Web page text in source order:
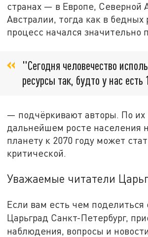
странах — в Европе, Северной
Австралии, тогда как в бедных
процесс начался значительно
"Сегодня человечество
ресурсы так, будто у нас
— подчёркивают авторы. По их
дальнейшем росте населения
планету к 2070 году может
критической.
Уважаемые читатели
Если вам есть чем поделиться
Царьград Санкт-Петербург,
наблюдения, вопросы и